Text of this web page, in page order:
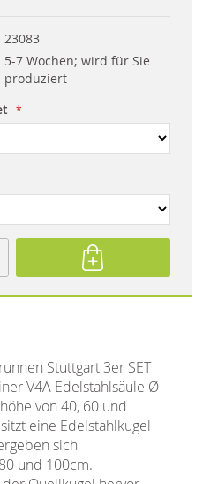
23083
5-7 Wochen; wird für Sie
produziert
Stuttgart 3er SET
V4A Edelstahlsäule Ø
von 40, 60 und
eine Edelstahlkugel
sich
und 100cm.